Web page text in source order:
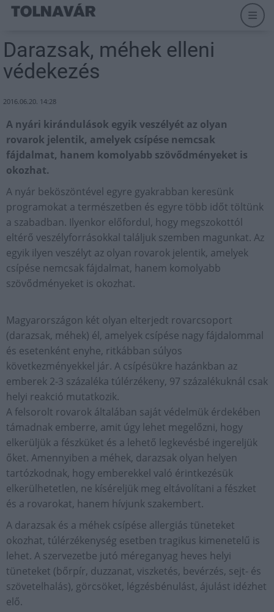
Darazsak, méhek elleni
védekezés
2016.06.20. 14:28
A nyári kirándulások egyik veszélyét az olyan
rovarok jelentik, amelyek csípése nemcsak
fájdalmat, hanem komolyabb szövődményeket is
okozhat.
A nyár beköszöntével egyre gyakrabban keresünk
programokat a természetben és egyre több időt töltünk
a szabadban. Ilyenkor előfordul, hogy megszokottól
eltérő veszélyforrásokkal találjuk szemben magunkat. Az
egyik ilyen veszélyt az olyan rovarok jelentik, amelyek
csípése nemcsak fájdalmat, hanem komolyabb
szövődményeket is okozhat.
Magyarországon két olyan elterjedt rovarcsoport
(darazsak, méhek) él, amelyek csípése nagy fájdalommal
és esetenként enyhe, ritkábban súlyos
következményekkel jár. A csípésükre hazánkban az
emberek 2-3 százaléka túlérzékeny, 97 százalékuknál csak
helyi reakció mutatkozik.
A felsorolt rovarok általában saját védelmük érdekében
támadnak emberre, amit úgy lehet megelőzni, hogy
elkerüljük a fészküket és a lehető legkevésbé ingereljük
őket. Amennyiben a méhek, darazsak olyan helyen
tartózkodnak, hogy emberekkel való érintkezésük
elkerülhetetlen, ne kíséreljük meg eltávolítani a fészket
és a rovarokat, hanem hívjunk szakembert.
A darazsak és a méhek csípése allergiás tüneteket
okozhat, túlérzékenység esetben tragikus kimenetelű is
lehet. A szervezetbe jutó méreganyag heves helyi
tüneteket (bőrpír, duzzanat, viszketés, bevérzés, sejt- és
szövetelhalás), görcsöket, légzésbénulást, ájulást idézhet
elő.